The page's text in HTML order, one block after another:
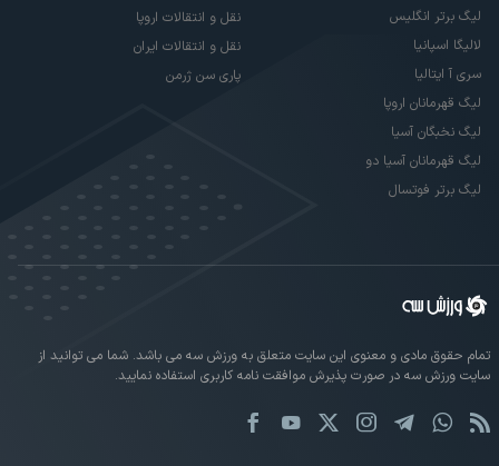
لیگ برتر انگلیس
لالیگا اسپانیا
سری آ ایتالیا
لیگ قهرمانان اروپا
لیگ نخبگان آسیا
لیگ قهرمانان آسیا دو
لیگ برتر فوتسال
نقل و انتقالات اروپا
نقل و انتقالات ایران
پاری سن ژرمن
تمام حقوق مادی و معنوی این سایت متعلق به ورزش سه می باشد. شما می توانید از
سایت ورزش سه در صورت پذیرش موافقت نامه کاربری استفاده نمایید.